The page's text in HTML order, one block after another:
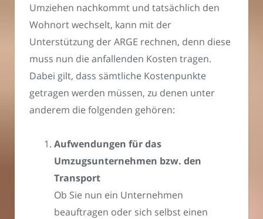
Umziehen nachkommt und tatsächlich den
Wohnort wechselt, kann mit der
Unterstützung der ARGE rechnen, denn diese
muss nun die anfallenden Kosten tragen.
Dabei gilt, dass sämtliche Kostenpunkte
getragen werden müssen, zu denen unter
anderem die folgenden gehören:
Aufwendungen für das
Umzugsunternehmen bzw. den
Transport
Ob Sie nun ein Unternehmen
beauftragen oder sich selbst einen